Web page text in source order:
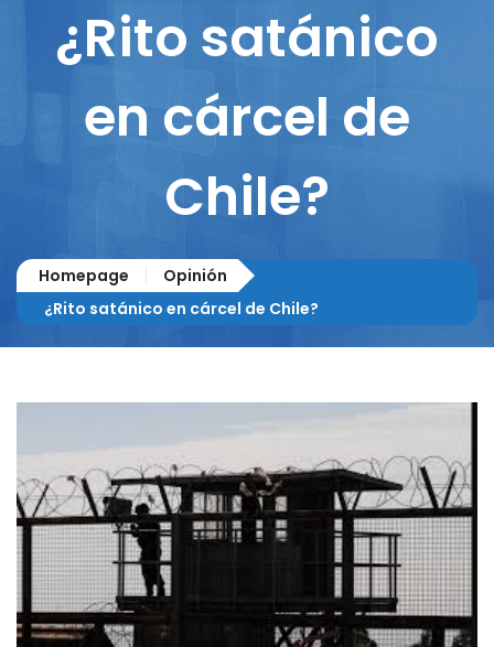
Reportajes
¿Rito satánico
en cárcel de
Chile?
Homepage
Opinión
¿Rito satánico en cárcel de Chile?